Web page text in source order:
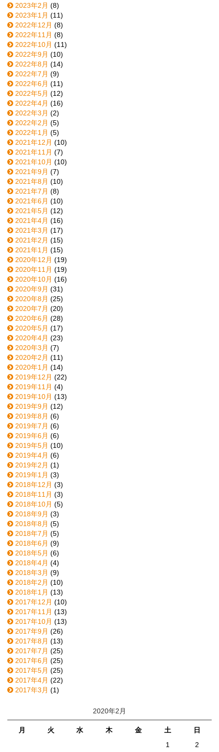
2023年2月 (8)
2023年1月 (11)
2022年12月 (8)
2022年11月 (8)
2022年10月 (11)
2022年9月 (10)
2022年8月 (14)
2022年7月 (9)
2022年6月 (11)
2022年5月 (12)
2022年4月 (16)
2022年3月 (2)
2022年2月 (5)
2022年1月 (5)
2021年12月 (10)
2021年11月 (7)
2021年10月 (10)
2021年9月 (7)
2021年8月 (10)
2021年7月 (8)
2021年6月 (10)
2021年5月 (12)
2021年4月 (16)
2021年3月 (17)
2021年2月 (15)
2021年1月 (15)
2020年12月 (19)
2020年11月 (19)
2020年10月 (16)
2020年9月 (31)
2020年8月 (25)
2020年7月 (20)
2020年6月 (28)
2020年5月 (17)
2020年4月 (23)
2020年3月 (7)
2020年2月 (11)
2020年1月 (14)
2019年12月 (22)
2019年11月 (4)
2019年10月 (13)
2019年9月 (12)
2019年8月 (6)
2019年7月 (6)
2019年6月 (6)
2019年5月 (10)
2019年4月 (6)
2019年2月 (1)
2019年1月 (3)
2018年12月 (3)
2018年11月 (3)
2018年10月 (5)
2018年9月 (3)
2018年8月 (5)
2018年7月 (5)
2018年6月 (9)
2018年5月 (6)
2018年4月 (4)
2018年3月 (9)
2018年2月 (10)
2018年1月 (13)
2017年12月 (10)
2017年11月 (13)
2017年10月 (13)
2017年9月 (26)
2017年8月 (13)
2017年7月 (25)
2017年6月 (25)
2017年5月 (25)
2017年4月 (22)
2017年3月 (1)
2020年2月
月 火 水 木 金 土
日
1
2